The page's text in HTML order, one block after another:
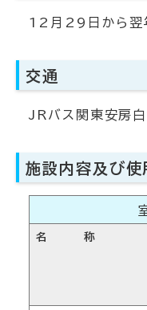
12月29日から翌
交通
JRバス関東安房
施設内容及び使
名 称